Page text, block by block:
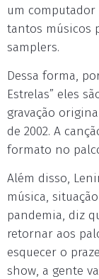
um computador
tantos músicos
samplers.
Dessa forma,
Estrelas” eles
gravação
de 2002. A
formato no
Além disso,
música,
pandemia, diz
retornar aos
esquecer o
show, a gente